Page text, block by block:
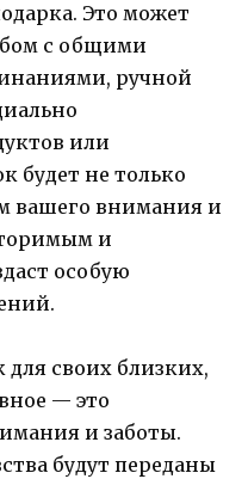
Это может
с общими
ручной
или
будет не только
вашего внимания и
и
особую
для своих близких,
— это
и заботы.
будут переданы